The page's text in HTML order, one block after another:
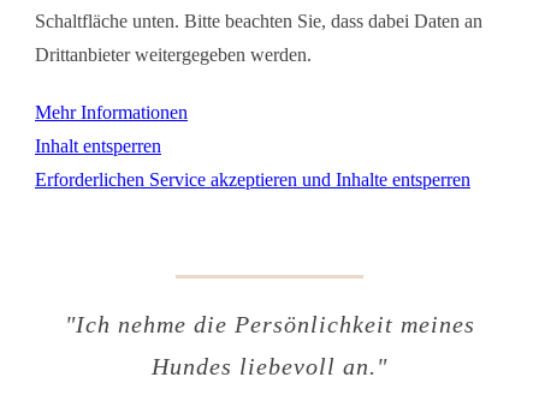
Schaltfläche unten. Bitte beachten Sie, dass dabei Daten an
Drittanbieter weitergegeben werden.
Mehr Informationen
Inhalt entsperren
Erforderlichen Service akzeptieren und Inhalte entsperren
"Ich nehme die Persönlichkeit meines
Hundes liebevoll an."